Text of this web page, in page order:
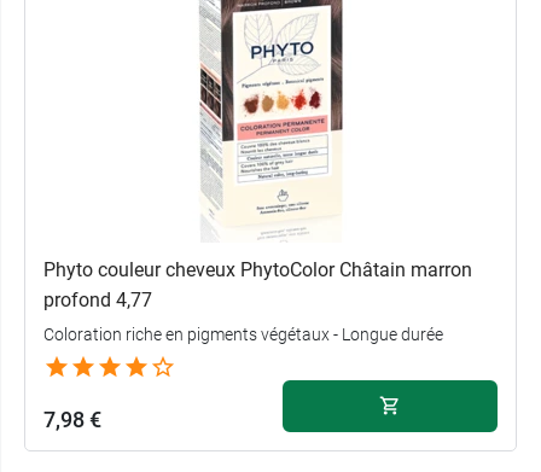
Phyto couleur cheveux PhytoColor Châtain marron
profond 4,77
Coloration riche en pigments végétaux - Longue durée
7,98 €